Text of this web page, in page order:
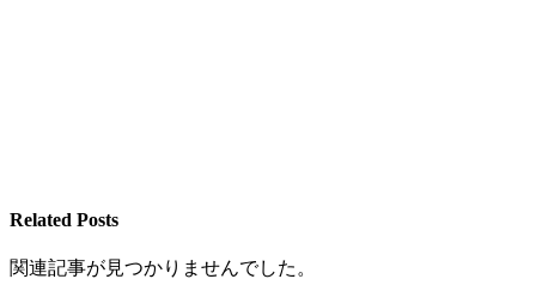
Related Posts
関連記事が見つかりませんでした。